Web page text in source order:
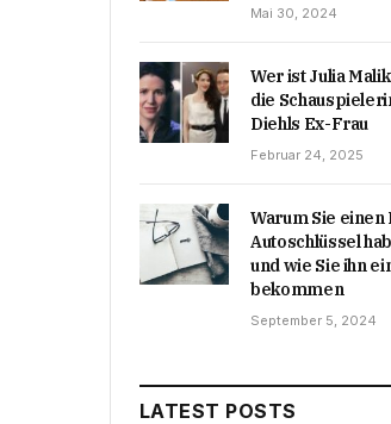
Mai 30, 2024
Wer ist Julia
die
Diehls Ex-Frau
Februar 24, 2025
Warum Sie einen
Autoschlüssel
und wie Sie ihn
bekommen
September 5, 2024
LATEST POSTS